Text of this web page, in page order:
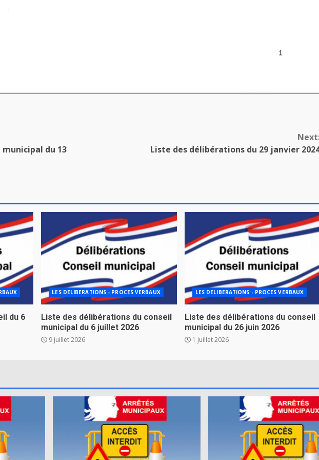
du 13
Liste des délibérations du 29 janvier
du 6
LES DELIBERATIONS - PROCES VERBAUX
Liste des délibérations du conseil
municipal du 6 juillet 2026
9 juillet 2026
LES DELIBERATIONS - PROCES VERBAUX
Liste des délibérations du conseil
municipal du 26 juin 2026
1 juillet 2026